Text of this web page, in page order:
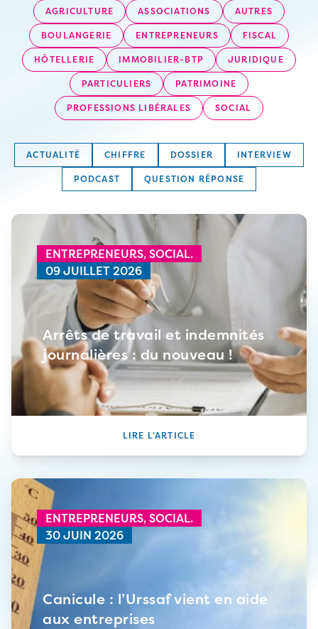
AGRICULTURE ASSOCIATIONS
AUTRES
BOULANGERIE
ENTREPRENEURS
FISCAL
HÔTELLERIE
IMMOBILIER-BTP
JURIDIQUE
PARTICULIERS
PATRIMOINE
PROFESSIONS LIBÉRALES
SOCIAL
ACTUALITÉ CHIFFRE DOSSIER
INTERVIEW
PODCAST
QUESTION RÉPONSE
ENTREPRENEURS,SOCIAL.
09 JUILLET 2026
Arrêts de travail et indemnités
journalières : du nouveau !
LIRE L’ARTICLE
ENTREPRENEURS,SOCIAL.
30 JUIN 2026
Canicule : l’Urssaf vient en aide
aux entreprises